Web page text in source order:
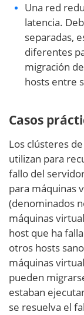
Una red
latencia.
separadas,
diferentes
migración
hosts entre
Casos
Los clústeres
utilizan para
fallo del
para máquinas
(denominados
máquinas
host que ha
otros hosts
máquinas
pueden
estaban
se resuelva el